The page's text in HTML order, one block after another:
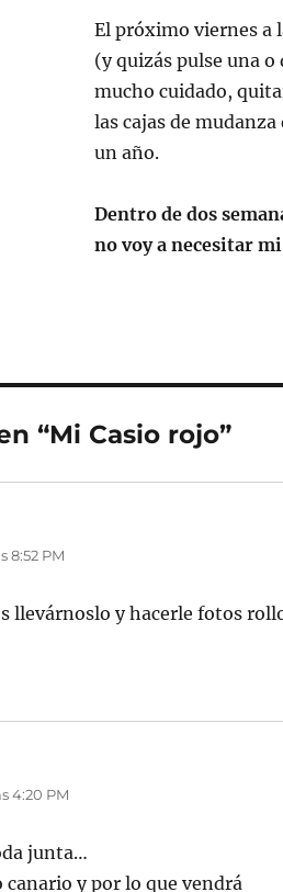
El próximo viernes a
(y quizás pulse una o
mucho cuidado,
las cajas de
un año.
Dentro de dos
no voy a necesitar
“Mi Casio rojo”
8:52 PM
llevárnoslo y hacerle fotos
4:20 PM
junta…
y por lo que vendrá